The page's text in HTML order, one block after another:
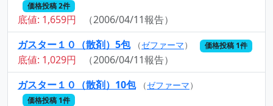
価格投稿 2件
底値: 1,659円
（2006/04/11報告）
ガスター１０（散剤）5包
（ゼファーマ） 価格投稿 1件
底値: 1,029円
（2006/04/11報告）
ガスター１０（散剤）10包
（ゼファーマ）
価格投稿 1件